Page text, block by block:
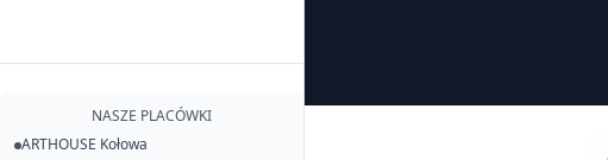
NASZE PLACÓWKI
ARTHOUSE Kołowa